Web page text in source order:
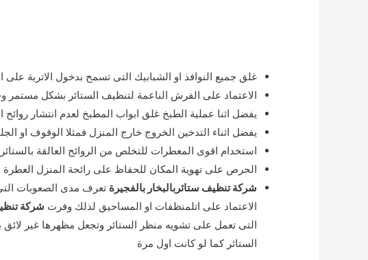
غلق جميع النوافذ او الشبابيك التى تسمح بدخول الاتربة على
الاعتماد على الفرش الناعمة لتنظيف الستائر بشكل مستمر
يفضل اثنا عملية الطبخ غلق ابواب المطبخ لعدم انتشار
يفضل اثناء التدخين الخروج خارج المنزل فمثلا الوقوف او
استخدام اقوى المعطرات للتخلص من الروائح العالقة
الحرص على تهوية المكان للحفاظ على رائحة المنزل
شركة تنظيف ستائربالبخار بالفجيرة تعرف مدى الصعوبات التى
الاعتماد على اتلمنظفات او المساحيق لذلك وفرت شركة
التى تعمل على تشويه منظر الستائر وتجعل مظهرها غير لائق
الستائر كما لو كانت اول مرة